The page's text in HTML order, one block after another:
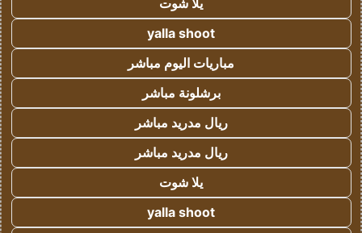
يلا شوت
yalla shoot
مباريات اليوم مباشر
برشلونة مباشر
ريال مدريد مباشر
ريال مدريد مباشر
يلا شوت
yalla shoot